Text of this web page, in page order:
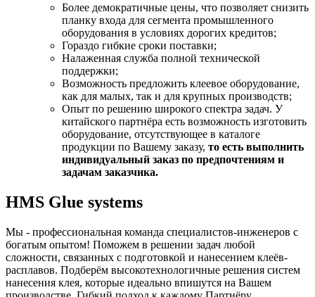
Более демократичные цены, что позволяет снизить
планку входа для сегмента промышленного
оборудования в условиях дорогих кредитов;
Гораздо гибкие сроки поставки;
Налаженная служба полной технической
поддержки;
Возможность предложить клеевое оборудование,
как для малых, так и для крупных производств;
Опыт по решению широкого спектра задач. У
китайского партнёра есть возможность изготовить
оборудование, отсутствующее в каталоге
продукции по Вашему заказу, то есть выполнить
индивидуальный заказ по предпочтениям и
задачам заказчика.
HMS Glue systems
Мы - профессиональная команда специалистов-инженеров с
богатым опытом! Поможем в решении задач любой
сложности, связанных с подготовкой и нанесением клеёв-
расплавов. Подберём высокотехнологичные решения систем
нанесения клея, которые идеально впишутся на Вашем